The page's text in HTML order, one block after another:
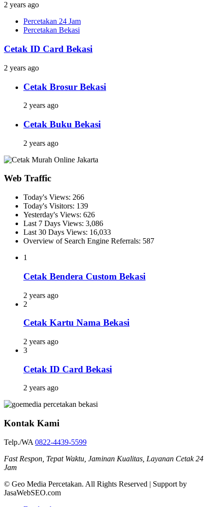
2 years ago
Percetakan 24 Jam
Percetakan Bekasi
Cetak ID Card Bekasi
2 years ago
Cetak Brosur Bekasi
2 years ago
Cetak Buku Bekasi
2 years ago
Web Traffic
Today's Views: 266
Today's Visitors: 139
Yesterday's Views: 626
Last 7 Days Views: 3,086
Last 30 Days Views: 16,033
Overview of Search Engine Referrals: 587
1
Cetak Bendera Custom Bekasi
2 years ago
2
Cetak Kartu Nama Bekasi
2 years ago
3
Cetak ID Card Bekasi
2 years ago
Kontak Kami
Telp./WA 0822-4439-5599
Fast Respon, Tepat Waktu, Jaminan Kualitas, Layanan Cetak 24
Jam
© Geo Media Percetakan. All Rights Reserved | Support by
JasaWebSEO.com